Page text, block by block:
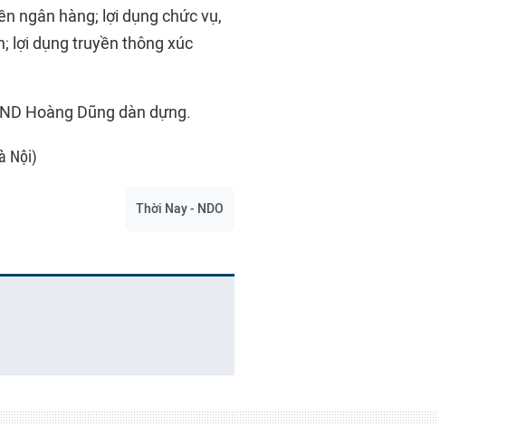
ngân hàng; lợi dụng chức vụ,
lợi dụng truyền thông xúc
Hoàng Dũng dàn dựng.
Nội)
Thời Nay - NDO